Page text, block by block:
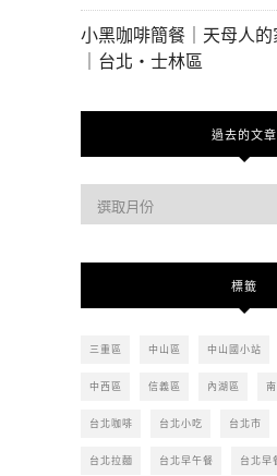
小黑咖啡簡餐｜天母人
｜台北・士林區
過去的文章
去
標籤
三重區 中山區 中山國小站
中西區 信義區 內湖區
台北咖啡 台北小吃 台北市
台北拉麵 台北早午餐 台北早